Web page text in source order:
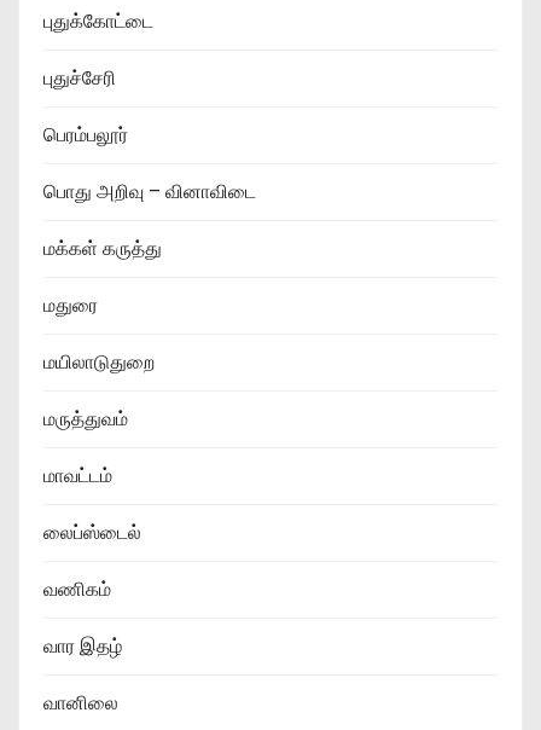
புதுக்கோட்டை
புதுச்சேரி
பெரம்பலூர்
பொது அறிவு – வினாவிடை
மக்கள் கருத்து
மதுரை
மயிலாடுதுறை
மருத்துவம்
மாவட்டம்
லைப்ஸ்டைல்
வணிகம்
வார இதழ்
வானிலை